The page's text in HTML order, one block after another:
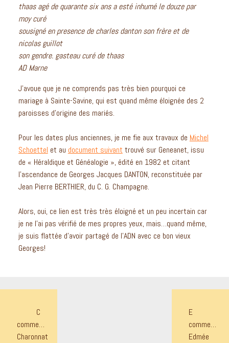
thaas agé de quarante six ans a esté inhumé le douze par
moy curé
sousigné en presence de charles danton son frère et de
nicolas guillot
son gendre. gasteau curé de thaas
AD Marne
J’avoue que je ne comprends pas très bien pourquoi ce
mariage à Sainte-Savine, qui est quand même éloignée des 2
paroisses d’origine des mariés.
Pour les dates plus anciennes, je me fie aux travaux de Michel
Schoettel et au document suivant trouvé sur Geneanet, issu
de « Héraldique et Généalogie », édité en 1982 et citant
l’ascendance de Georges Jacques DANTON, reconstituée par
Jean Pierre BERTHIER, du C. G. Champagne.
Alors, oui, ce lien est très très éloigné et un peu incertain car
je ne l’ai pas vérifié de mes propres yeux, mais…quand même,
je suis flattée d’avoir partagé de l’ADN avec ce bon vieux
Georges!
L’ARTICLE
C
comme…
Charonnat
E
comme…
Edmée